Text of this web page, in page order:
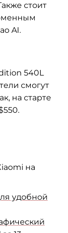
стоит
AI.
540L
смогут
на старте
на
удобной